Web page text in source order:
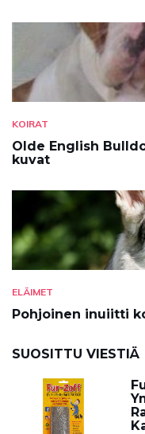
KOIRAT
Olde English
kuvat
ELÄIMET
Pohjoinen inuiitti
SUOSITTU VIESTIÄ